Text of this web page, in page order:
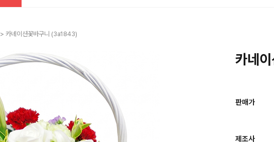
> 카네이션꽃바구니 (3a1843)
카네
판매가
제조사